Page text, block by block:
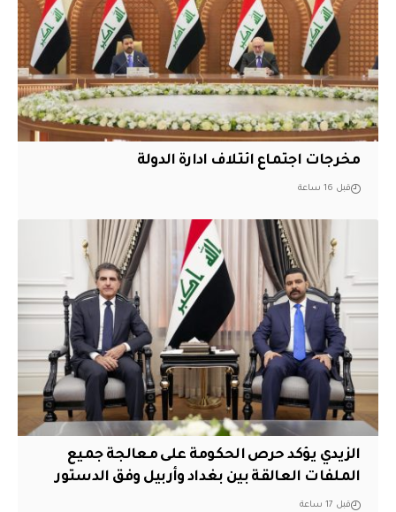
مخرجات اجتماع ائتلاف ادارة الدولة
قبل 16 ساعة
الزيدي يؤكد حرص الحكومة على معالجة جميع
الملفات العالقة بين بغداد وأربيل وفق الدستور
قبل 17 ساعة